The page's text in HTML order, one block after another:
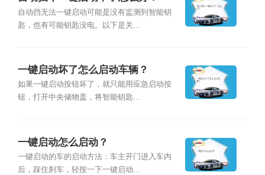
自动挡无法一键启动可能是没有监测到智能钥
匙，也有可能钥匙没电。以下是关...
一键启动坏了怎么启动车辆？
如果一键启动按钮坏了，就只能用应急启动按
钮，打开中央储物盖，将智能钥匙...
一键启动怎么启动？
一键启动的车的启动方法：车主开门进入车内
后，踩住刹车，轻按一下一键启动...